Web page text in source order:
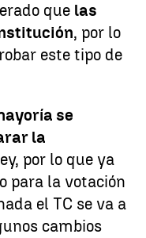
que las
, por lo
este tipo de
se
la
por lo que ya
para la votación
el TC se va a
cambios